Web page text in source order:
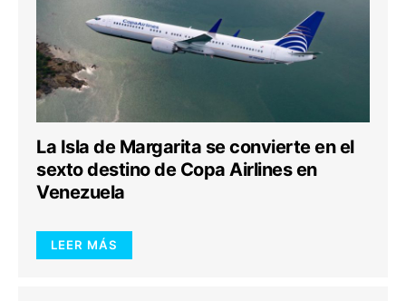
La Isla de Margarita se convierte en el
sexto destino de Copa Airlines en
Venezuela
LEER MÁS